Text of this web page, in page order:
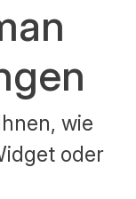
wie
oder